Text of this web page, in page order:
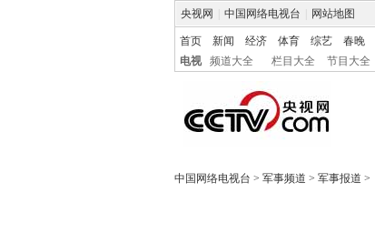
央视网 中国网络电视台 网站地图
首页 新闻 经济 体育 综艺 春晚
电视
频道大全 栏目大全 节目大全
中国网络电视台 > 军事频道 > 军事报道 >